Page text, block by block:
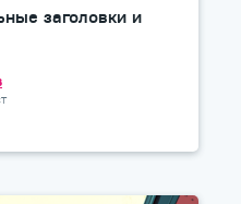
заголовки и